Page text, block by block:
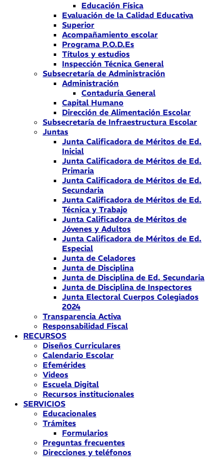
Educación Física
Evaluación de la Calidad Educativa
Superior
Acompañamiento escolar
Programa P.O.D.Es
Títulos y estudios
Inspección Técnica General
Subsecretaría de Administración
Administración
Contaduría General
Capital Humano
Dirección de Alimentación Escolar
Subsecretaría de Infraestructura Escolar
Juntas
Junta Calificadora de Méritos de Ed.
Inicial
Junta Calificadora de Méritos de Ed.
Primaria
Junta Calificadora de Méritos de Ed.
Secundaria
Junta Calificadora de Méritos de Ed.
Técnica y Trabajo
Junta Calificadora de Méritos de
Jóvenes y Adultos
Junta Calificadora de Méritos de Ed.
Especial
Junta de Celadores
Junta de Disciplina
Junta de Disciplina de Ed. Secundaria
Junta de Disciplina de Inspectores
Junta Electoral Cuerpos Colegiados
2024
Transparencia Activa
Responsabilidad Fiscal
RECURSOS
Diseños Curriculares
Calendario Escolar
Efemérides
Videos
Escuela Digital
Recursos institucionales
SERVICIOS
Educacionales
Trámites
Formularios
Preguntas frecuentes
Direcciones y teléfonos